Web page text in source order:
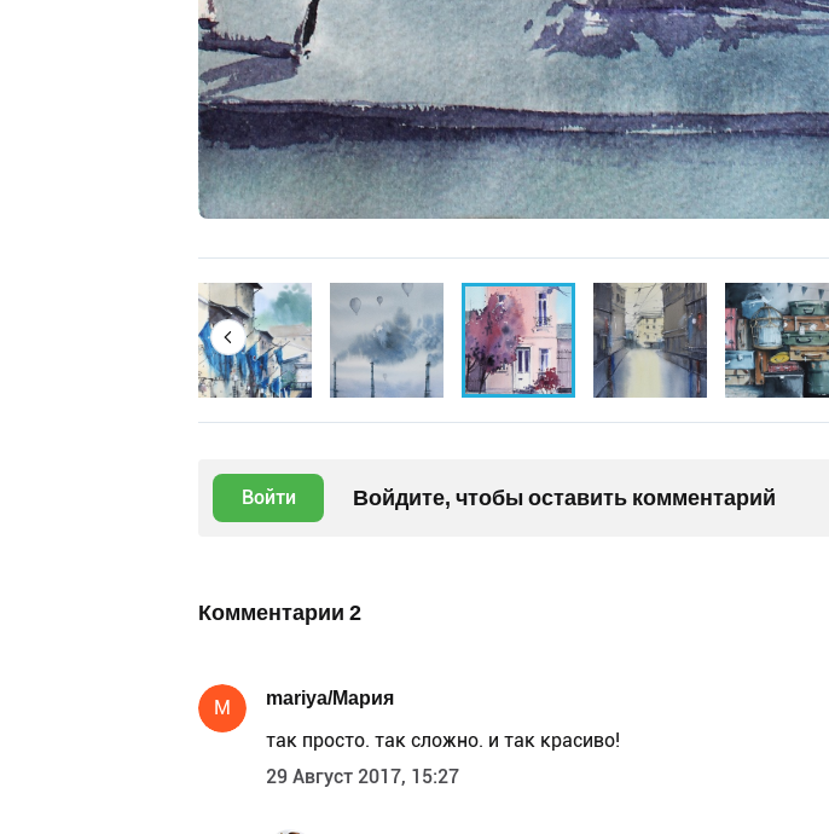
Войти Войдите, чтобы оставить комментарий
Комментарии 2
M mariya/Мария
так просто. так сложно. и так красиво!
29 Август 2017, 15:27